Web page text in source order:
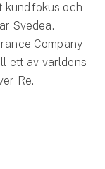
kundfokus och
Svedea.
Company
ett av världens
Re.